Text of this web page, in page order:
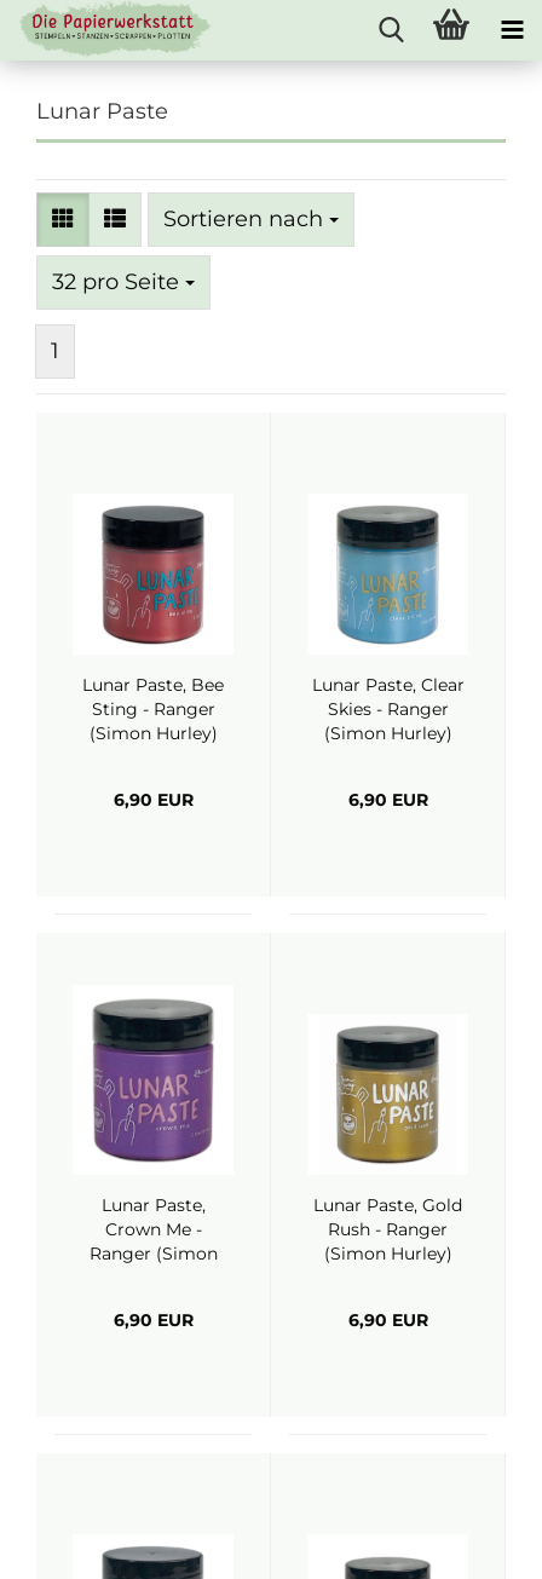
Lunar Paste
Sortieren nach
Sortieren nach
32 pro Seite
pro Seite
1
Lunar Paste, Bee
Sting - Ranger
(Simon Hurley)
6,90 EUR
Lunar Paste, Clear
Skies - Ranger
(Simon Hurley)
6,90 EUR
Lunar Paste,
Crown Me -
Ranger (Simon
6,90 EUR
Lunar Paste, Gold
Rush - Ranger
(Simon Hurley)
6,90 EUR